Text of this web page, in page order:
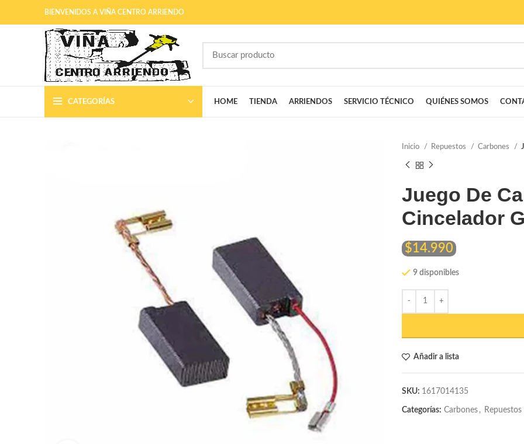
BIENVENIDOS A VIÑA CENTRO ARRIENDO
CATEGORÍAS HOME TIENDA ARRIENDOS SERVICIO TÉCNICO QUIÉNES SOMOS
Inicio Repuestos Carbones
Juego De
Cincelador
$14.990
9 disponibles
Añadir a lista
SKU: 1617014135
Categorías: Carbones , Repuestos